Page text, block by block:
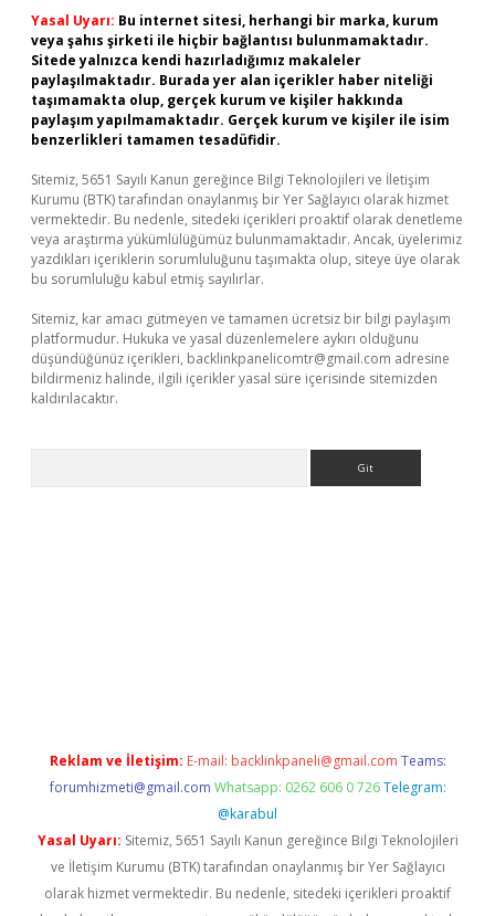
Yasal Uyarı: Bu internet sitesi, herhangi bir marka, kurum
veya şahıs şirketi ile hiçbir bağlantısı bulunmamaktadır.
Sitede yalnızca kendi hazırladığımız makaleler
paylaşılmaktadır. Burada yer alan içerikler haber niteliği
taşımamakta olup, gerçek kurum ve kişiler hakkında
paylaşım yapılmamaktadır. Gerçek kurum ve kişiler ile isim
benzerlikleri tamamen tesadüfidir.
Sitemiz, 5651 Sayılı Kanun gereğince Bilgi Teknolojileri ve İletişim
Kurumu (BTK) tarafından onaylanmış bir Yer Sağlayıcı olarak hizmet
vermektedir. Bu nedenle, sitedeki içerikleri proaktif olarak denetleme
veya araştırma yükümlülüğümüz bulunmamaktadır. Ancak, üyelerimiz
yazdıkları içeriklerin sorumluluğunu taşımakta olup, siteye üye olarak
bu sorumluluğu kabul etmiş sayılırlar.
Sitemiz, kar amacı gütmeyen ve tamamen ücretsiz bir bilgi paylaşım
platformudur. Hukuka ve yasal düzenlemelere aykırı olduğunu
düşündüğünüz içerikleri, backlinkpanelicomtr@gmail.com adresine
bildirmeniz halinde, ilgili içerikler yasal süre içerisinde sitemizden
kaldırılacaktır.
Reklam ve İletişim: E-mail: backlinkpaneli@gmail.com Teams:
forumhizmeti@gmail.com Whatsapp: 0262 606 0 726 Telegram:
@karabul
Yasal Uyarı: Sitemiz, 5651 Sayılı Kanun gereğince Bilgi Teknolojileri
ve İletişim Kurumu (BTK) tarafından onaylanmış bir Yer Sağlayıcı
olarak hizmet vermektedir. Bu nedenle, sitedeki içerikleri proaktif